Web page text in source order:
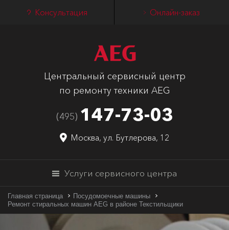
Консультация Онлайн-заказ
Центральный сервисный центр
по ремонту техники AEG
(495) 147-73-03
Москва, ул. Бутлерова, 12
Услуги сервисного центра
Главная страница
Посудомоечные машины
Ремонт стиральных машин AEG в районе Текстильщики